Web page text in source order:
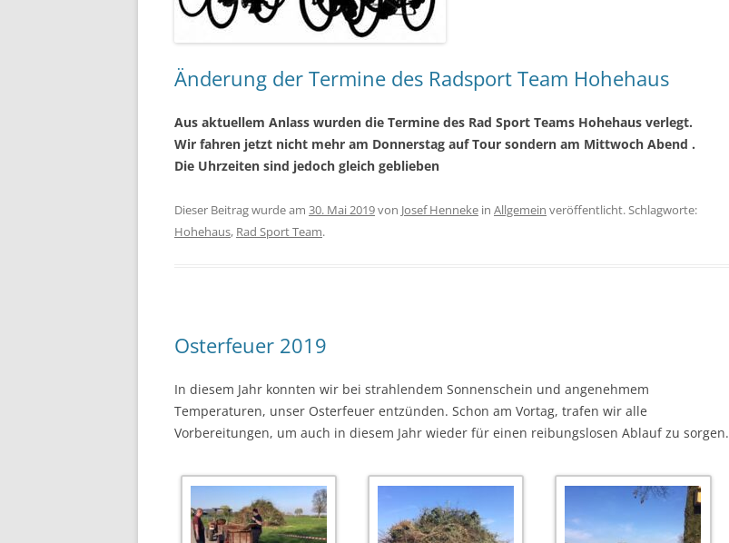
Änderung der Termine des Radsport Team Hohehaus
Aus aktuellem Anlass wurden die Termine des Rad Sport Teams Hohehaus verlegt.
Wir fahren jetzt nicht mehr am Donnerstag auf Tour sondern am Mittwoch Abend .
Die Uhrzeiten sind jedoch gleich geblieben
Dieser Beitrag wurde am 30. Mai 2019von Josef Henneke in Allgemein veröffentlicht. Schlagworte:
Hohehaus, Rad Sport Team.
Osterfeuer 2019
In diesem Jahr konnten wir bei strahlendem Sonnenschein und angenehmem
Temperaturen, unser Osterfeuer entzünden. Schon am Vortag, trafen wir alle
Vorbereitungen, um auch in diesem Jahr wieder für einen reibungslosen Ablauf zu sorgen.